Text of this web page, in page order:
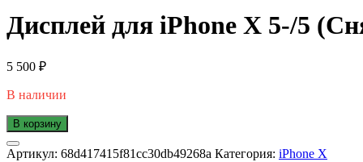
Дисплей для iPhone X 5-/5
5 500 ₽
В наличии
В корзину
Артикул: 68d417415f81cc30db49268a Категория: iPhone X